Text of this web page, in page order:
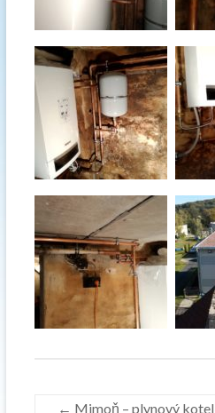
← Mimoň – plynový kotel